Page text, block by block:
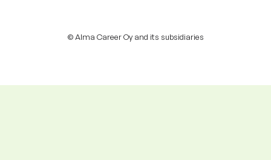
© Alma Career Oy and its subsidiaries